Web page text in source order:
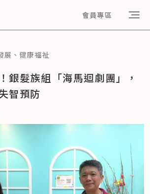
會員專區
展 、健康福祉
銀髮族組「海馬迴劇團」，
智預防